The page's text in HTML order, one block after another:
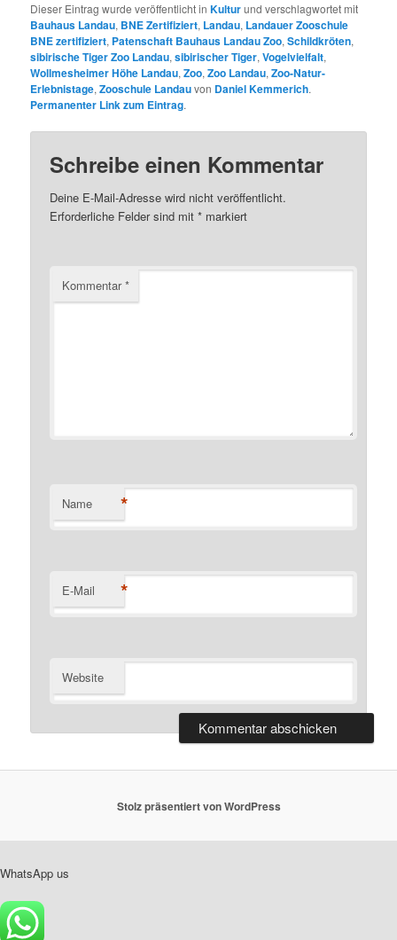
Dieser Eintrag wurde veröffentlicht inKulturund verschlagwortet mit
Bauhaus Landau, BNE Zertifiziert, Landau, Landauer Zooschule
BNE zertifiziert, Patenschaft Bauhaus Landau Zoo,Schildkröten,
sibirische Tiger Zoo Landau,sibirischer Tiger,Vogelvielfalt,
Wollmesheimer Höhe Landau,Zoo,Zoo Landau,Zoo-Natur-
Erlebnistage,Zooschule Landauvon Daniel Kemmerich.
Permanenter Link zum Eintrag.
Schreibe einen Kommentar
Deine E-Mail-Adresse wird nicht veröffentlicht.
Erforderliche Felder sind mit* markiert
Kommentar*
Name *
E-Mail *
Website
Stolz präsentiert von WordPress
WhatsApp us